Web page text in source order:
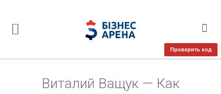
Проверить код
Виталий Ващук — Как